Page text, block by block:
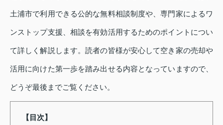
土浦市で利用できる公的な無料相談制度や、専門家によるワ
ンストップ支援、相談を有効活用するためのポイントについ
て詳しく解説します。読者の皆様が安心して空き家の売却や
活用に向けた第一歩を踏み出せる内容となっていますので、
どうぞ最後までご覧ください。
【目次】